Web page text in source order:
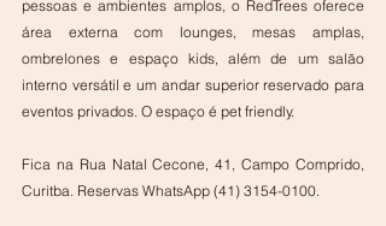
pessoas e ambientes amplos, o RedTrees oferece
área externa com lounges, mesas amplas,
ombrelones e espaço kids, além de um salão
interno versátil e um andar superior reservado para
eventos privados. O espaço é pet friendly.
Fica na Rua Natal Cecone, 41, Campo Comprido,
Curitba. Reservas WhatsApp (41) 3154-0100.